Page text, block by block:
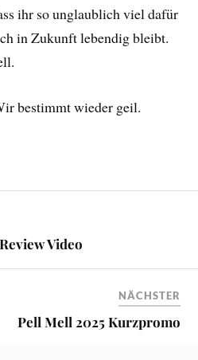
ihr so unglaublich viel dafür
in Zukunft lebendig bleibt.
bestimmt wieder geil.
Video
NÄCHSTER
Pell Mell 2025 Kurzpromo